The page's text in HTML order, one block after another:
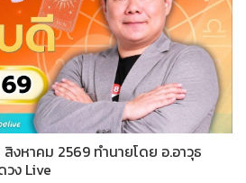
หาคม 2569 ทำนายโดย อ.อาวุธ
ง Live